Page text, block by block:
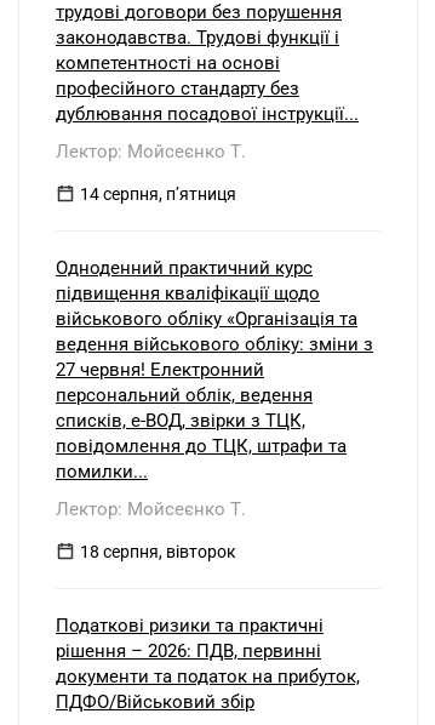
трудові договори без порушення
законодавства. Трудові функції і
компетентності на основі
професійного стандарту без
дублювання посадової інструкції...
Лектор: Мойсеєнко Т.
14 серпня, пʼятниця
Одноденний практичний курс
підвищення кваліфікації щодо
військового обліку «Організація та
ведення військового обліку: зміни з
27 червня! Електронний
персональний облік, ведення
списків, е-ВОД, звірки з ТЦК,
повідомлення до ТЦК, штрафи та
помилки...
Лектор: Мойсеєнко Т.
18 серпня, вівторок
Податкові ризики та практичні
рішення – 2026: ПДВ, первинні
документи та податок на прибуток,
ПДФО/Військовий збір